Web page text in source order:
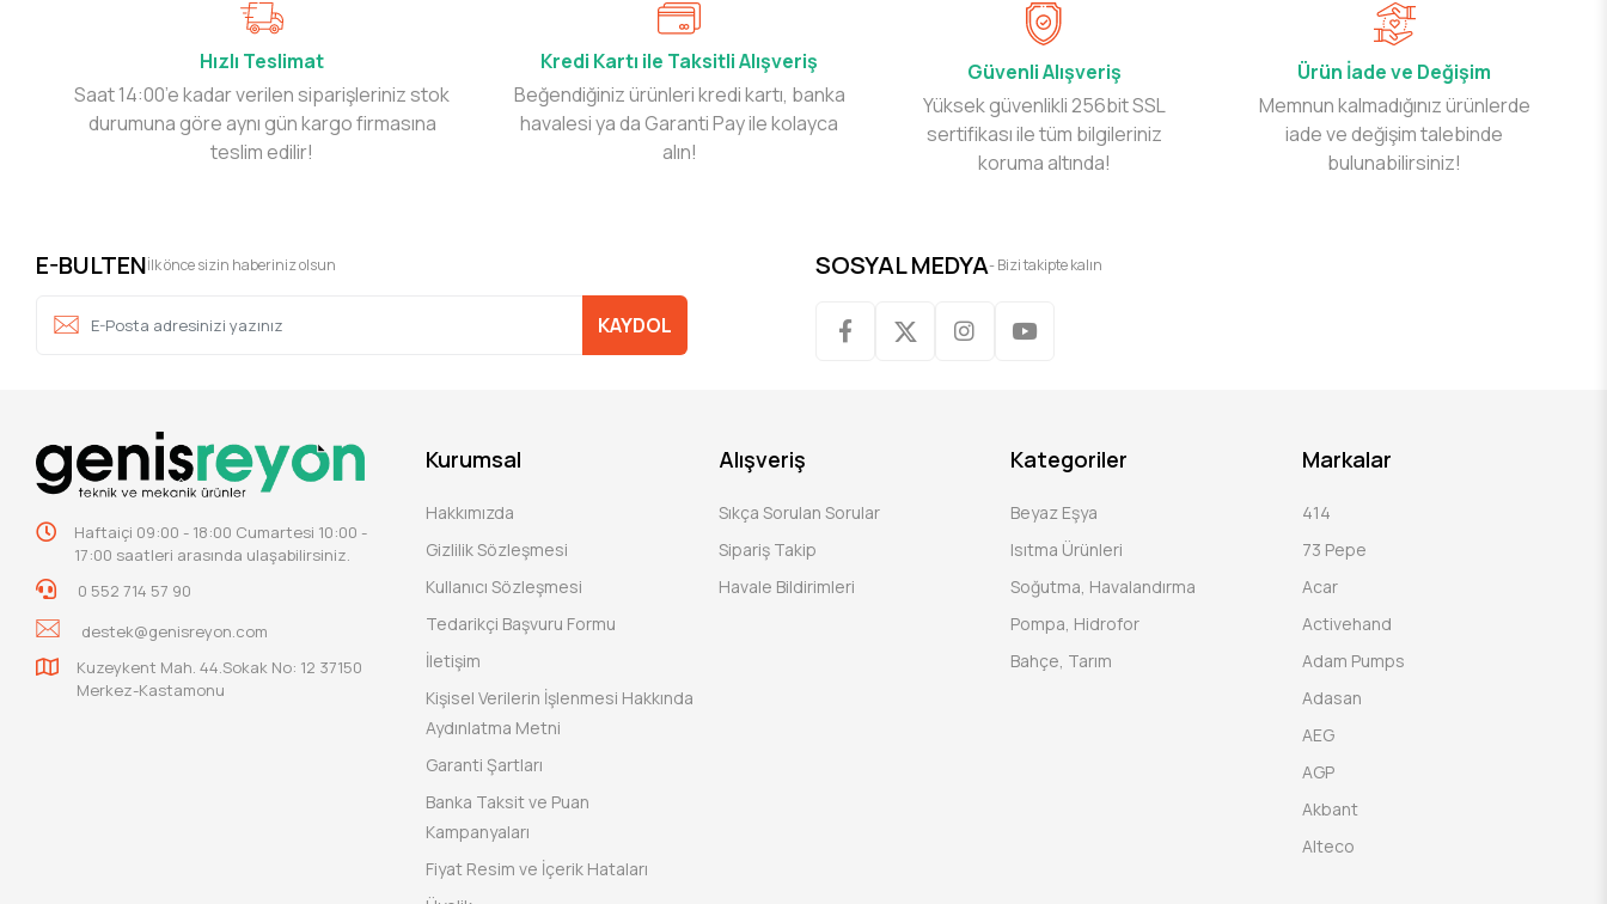
Hızlı Teslimat
Saat 14:00’e kadar verilen siparişleriniz stok
durumuna göre aynı gün kargo firmasına
teslim edilir!
Kredi Kartı ile Taksitli Alışveriş
Beğendiğiniz ürünleri kredi kartı, banka
havalesi ya da Garanti Pay ile kolayca
alın!
Güvenli Alışveriş
Yüksek güvenlikli 256bit SSL
sertifikası ile tüm bilgileriniz
koruma altında!
Ürün İade ve Değişim
Memnun kalmadığınız ürünlerde
iade ve değişim talebinde
bulunabilirsiniz!
E-BULTENİlk önce sizin haberiniz olsun
KAYDOL
SOSYAL MEDYA- Bizi takipte kalın
Haftaiçi 09:00 - 18:00 Cumartesi 10:00 -
17:00 saatleri arasında ulaşabilirsiniz.
0 552 714 57 90
destek@genisreyon.com
Kuzeykent Mah. 44.Sokak No: 12 37150
Merkez-Kastamonu
Kurumsal
Hakkımızda
Gizlilik Sözleşmesi
Kullanıcı Sözleşmesi
Tedarikçi Başvuru Formu
İletişim
Kişisel Verilerin İşlenmesi Hakkında
Aydınlatma Metni
Garanti Şartları
Banka Taksit ve Puan
Kampanyaları
Fiyat Resim ve İçerik Hataları
Alışveriş
Sıkça Sorulan Sorular
Sipariş Takip
Havale Bildirimleri
Kategoriler
Beyaz Eşya
Isıtma Ürünleri
Soğutma, Havalandırma
Pompa, Hidrofor
Bahçe, Tarım
Markalar
414
73 Pepe
Acar
Activehand
Adam Pumps
Adasan
AEG
AGP
Akbant
Alteco